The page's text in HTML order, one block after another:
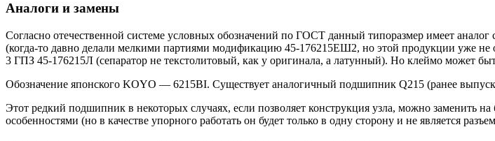
Аналоги и замены
Согласно отечественной системе условных обозначений по ГОСТ данный типоразмер имеет
(когда-то давно делали мелкими партиями модификацию 45-176215ЕШ2, но этой продукции уже не
3 ГПЗ 45-176215Л (сепаратор не текстолитовый, как у оригинала, а латунный). Но клеймо может
Обозначение японского KOYO — 6215BI. Существует аналогичный подшипник Q215 (ранее
Этот редкий подшипник в некоторых случаях, если позволяет конструкция узла, можно заменить на
особенностями (но в качестве упорного работать он будет только в одну сторону и не является